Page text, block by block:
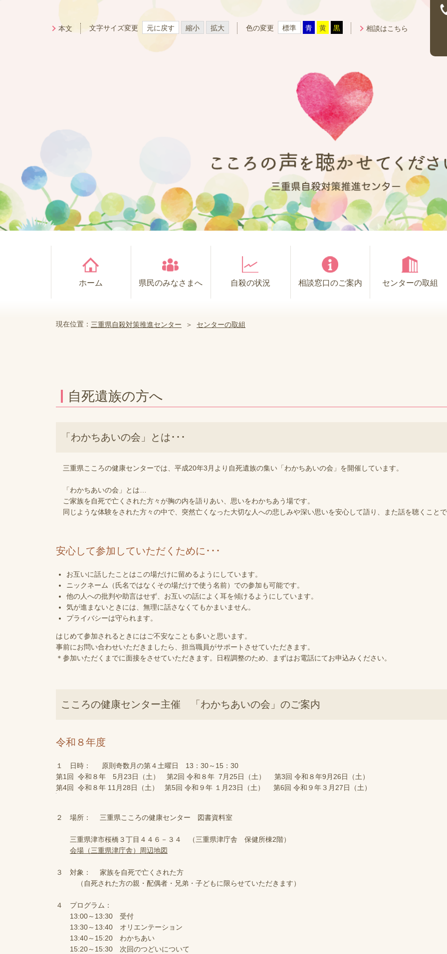
本文 文字サイズ変更 元に戻す 縮小 拡大 色の変更 標準 青 黄 黒 相談はこちら
三重県自殺対策推進センター
ホーム 県民のみなさまへ 自殺の状況 相談窓口のご案内 センターの取組
現在位置： 三重県自殺対策推進センター ＞ センターの取組
自死遺族の方へ
「わかちあいの会」とは･･･
三重県こころの健康センターでは、平成20年3月より自死遺族の集い「わかちあいの会」を開催しています。
「わかちあいの会」とは…
ご家族を自死で亡くされた方々が胸の内を語りあい、思いをわかちあう場です。
同じような体験をされた方々の中で、突然亡くなった大切な人への悲しみや深い思いを安心して語り、また話を聴くことで
安心して参加していただくために･･･
お互いに話したことはこの場だけに留めるようにしています。
ニックネーム（氏名ではなくその場だけで使う名前）での参加も可能です。
他の人への批判や助言はせず、お互いの話によく耳を傾けるようにしています。
気が進まないときには、無理に話さなくてもかまいません。
プライバシーは守られます。
はじめて参加されるときにはご不安なことも多いと思います。
事前にお問い合わせいただきましたら、担当職員がサポートさせていただきます。
＊参加いただくまでに面接をさせていただきます。日程調整のため、まずはお電話にてお申込みください。
こころの健康センター主催 「わかちあいの会」のご案内
令和８年度
１ 日時： 原則奇数月の第４土曜日 13：30～15：30
第1回 令和８年 5月23日（土） 第2回 令和８年 7月25日（土） 第3回 令和８年9月26日（土）
第4回 令和８年 11月28日（土） 第5回 令和９年 １月23日（土） 第6回 令和９年３月27日（土）
２ 場所： 三重県こころの健康センター 図書資料室
三重県津市桜橋３丁目４４６－３４ （三重県津庁舎 保健所棟2階）
会場（三重県津庁舎）周辺地図
３ 対象： 家族を自死で亡くされた方
（自死された方の親・配偶者・兄弟・子どもに限らせていただきます）
４ プログラム：
13:00～13:30 受付
13:30～13:40 オリエンテーション
13:40～15:20 わかちあい
15:20～15:30 次回のつどいについて